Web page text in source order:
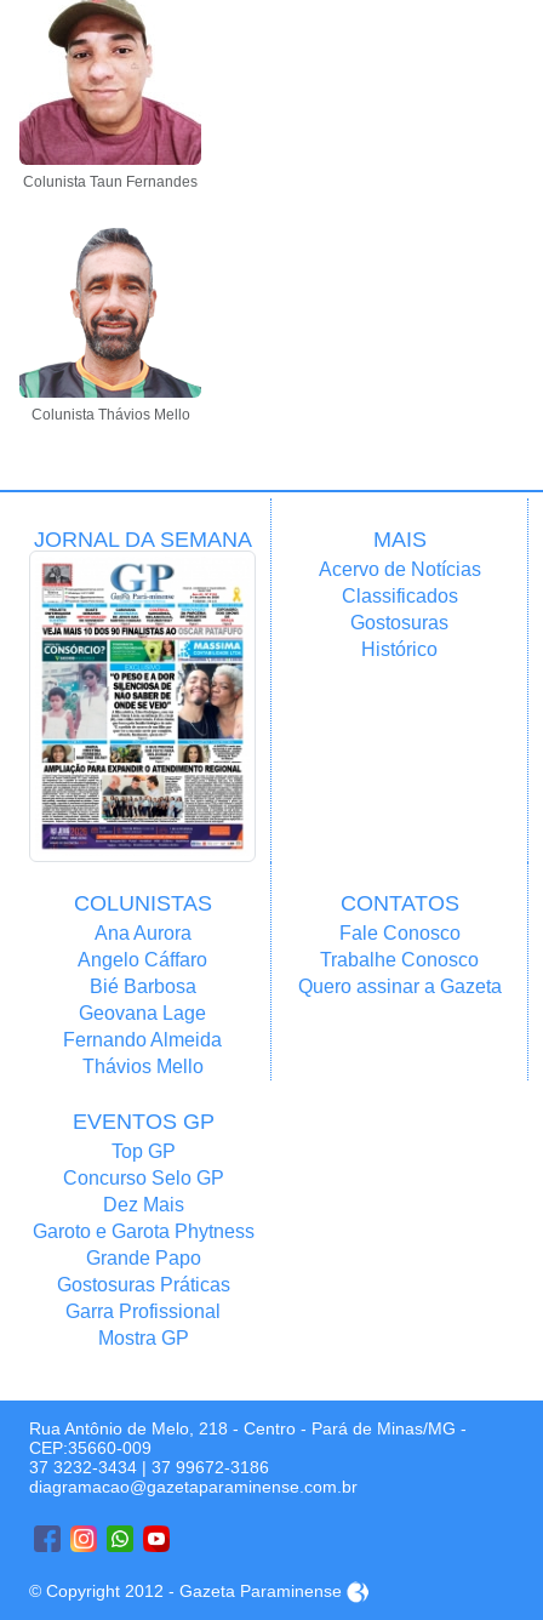
Colunista Taun Fernandes
Colunista Thávios Mello
JORNAL DA SEMANA MAIS
Acervo de Notícias
Classificados
Gostosuras
Histórico
COLUNISTAS
Ana Aurora
Angelo Cáffaro
Bié Barbosa
Geovana Lage
Fernando Almeida
Thávios Mello
CONTATOS
Fale Conosco
Trabalhe Conosco
Quero assinar a Gazeta
EVENTOS GP
Top GP
Concurso Selo GP
Dez Mais
Garoto e Garota Phytness
Grande Papo
Gostosuras Práticas
Garra Profissional
Mostra GP
Rua Antônio de Melo, 218 - Centro - Pará de Minas/MG -
CEP:35660-009
37 3232-3434 | 37 99672-3186
diagramacao@gazetaparaminense.com.br
© Copyright 2012 - Gazeta Paraminense